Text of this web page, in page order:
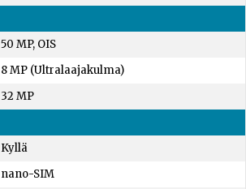
50 MP, OIS
8 MP (Ultralaajakulma)
32 MP
Kyllä
nano-SIM